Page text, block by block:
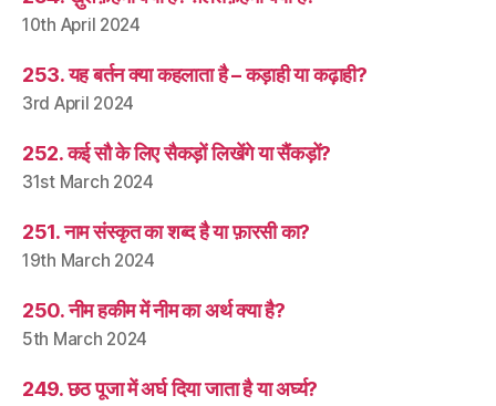
10th April 2024
253. यह बर्तन क्या कहलाता है – कड़ाही या कढ़ाही?
3rd April 2024
252. कई सौ के लिए सैकड़ों लिखेंगे या सैंकड़ों?
31st March 2024
251. नाम संस्कृत का शब्द है या फ़ारसी का?
19th March 2024
250. नीम हकीम में नीम का अर्थ क्या है?
5th March 2024
249. छठ पूजा में अर्घ दिया जाता है या अर्घ्य?